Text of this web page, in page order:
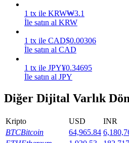
Power Piggy
1 tx ile KRW₩3.1
İle satın al KRW
1 tx ile CAD$0.00306
İle satın al CAD
1 tx ile JPY¥0.34695
İle satın al JPY
Diğer Dijital Varlık
Kripto USD INR
BTCBitcoin 64,965.84